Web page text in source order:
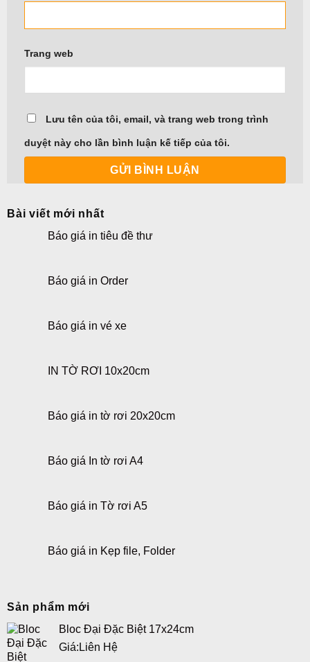
Trang web
Lưu tên của tôi, email, và trang web trong trình
duyệt này cho lần bình luận kế tiếp của tôi.
Bài viết mới nhất
Báo giá in tiêu đề thư
Báo giá in Order
Báo giá in vé xe
IN TỜ RƠI 10x20cm
Báo giá in tờ rơi 20x20cm
Báo giá In tờ rơi A4
Báo giá in Tờ rơi A5
Báo giá in Kẹp file, Folder
Sản phẩm mới
Bloc Đại Đặc Biệt 17x24cm
Giá: Liên Hệ